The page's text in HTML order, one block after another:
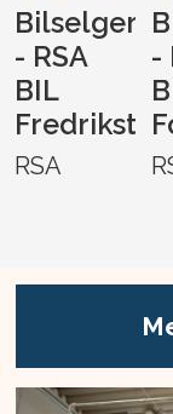
Bilselger
- RSA
BIL
Fredrikstad
RSA
-